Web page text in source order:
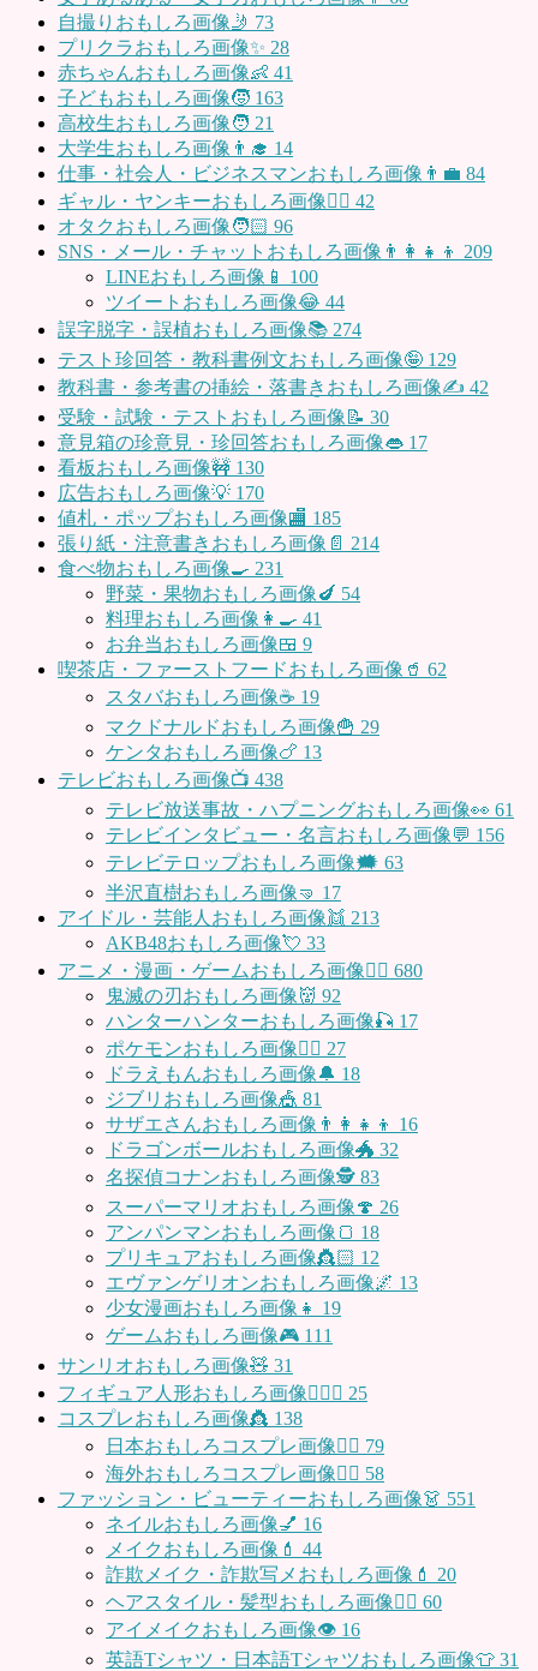
自撮りおもしろ画像🤳 73
プリクラおもしろ画像✨ 28
赤ちゃんおもしろ画像👶 41
子どもおもしろ画像🧒 163
高校生おもしろ画像🧑 21
大学生おもしろ画像👨‍🎓 14
仕事・社会人・ビジネスマンおもしろ画像👨‍💼 84
ギャル・ヤンキーおもしろ画像👱‍♀️ 42
オタクおもしろ画像🧑🏻 96
SNS・メール・チャットおもしろ画像👨‍👩‍👧‍👦 209
LINEおもしろ画像📱 100
ツイートおもしろ画像😂 44
誤字脱字・誤植おもしろ画像📚 274
テスト珍回答・教科書例文おもしろ画像🤪 129
教科書・参考書の挿絵・落書きおもしろ画像✍️ 42
受験・試験・テストおもしろ画像📝 30
意見箱の珍意見・珍回答おもしろ画像👄 17
看板おもしろ画像🚧 130
広告おもしろ画像💡 170
値札・ポップおもしろ画像🏬 185
張り紙・注意書きおもしろ画像📄 214
食べ物おもしろ画像🍳 231
野菜・果物おもしろ画像🍆 54
料理おもしろ画像👩‍🍳 41
お弁当おもしろ画像🍱 9
喫茶店・ファーストフードおもしろ画像🥤 62
スタバおもしろ画像☕️ 19
マクドナルドおもしろ画像🍟 29
ケンタおもしろ画像🍗 13
テレビおもしろ画像📺 438
テレビ放送事故・ハプニングおもしろ画像👀 61
テレビインタビュー・名言おもしろ画像💬 156
テレビテロップおもしろ画像🗯 63
半沢直樹おもしろ画像🤜 17
アイドル・芸能人おもしろ画像👯 213
AKB48おもしろ画像💘 33
アニメ・漫画・ゲームおもしろ画像🧚‍♀️ 680
鬼滅の刃おもしろ画像👹 92
ハンターハンターおもしろ画像🎣 17
ポケモンおもしろ画像🤹‍♂️ 27
ドラえもんおもしろ画像🔔 18
ジブリおもしろ画像🎪 81
サザエさんおもしろ画像👨‍👩‍👧‍👦 16
ドラゴンボールおもしろ画像🐲 32
名探偵コナンおもしろ画像🕵️ 83
スーパーマリオおもしろ画像🍄 26
アンパンマンおもしろ画像🍞 18
プリキュアおもしろ画像👸🏻 12
エヴァンゲリオンおもしろ画像🌌 13
少女漫画おもしろ画像👧 19
ゲームおもしろ画像🎮 111
サンリオおもしろ画像🧸 31
フィギュア人形おもしろ画像🧍🏼‍♂️ 25
コスプレおもしろ画像👸 138
日本おもしろコスプレ画像🧝‍♀️ 79
海外おもしろコスプレ画像🧝‍♂️ 58
ファッション・ビューティーおもしろ画像👗 551
ネイルおもしろ画像💅 16
メイクおもしろ画像💄 44
詐欺メイク・詐欺写メおもしろ画像💄 20
ヘアスタイル・髪型おもしろ画像👱‍♀️ 60
アイメイクおもしろ画像👁 16
英語Tシャツ・日本語Tシャツおもしろ画像👕 31